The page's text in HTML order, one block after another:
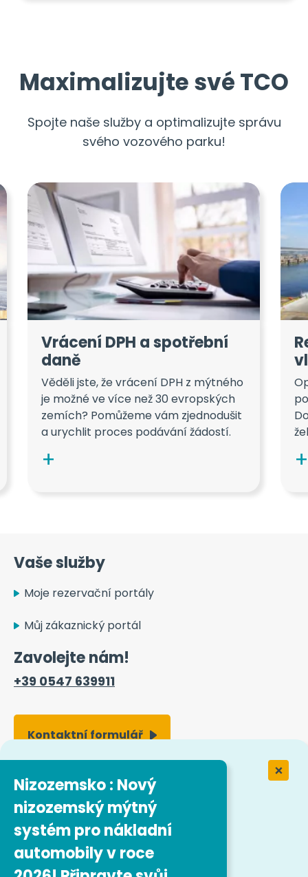
Nizozemsko : Nový
nizozemský mýtný
systém pro nákladní
automobily v roce
Maximalizujte své TCO
Spojte naše služby a optimalizujte správu
svého vozového parku!
Vrácení DPH a spotřební
daně
Věděli jste, že vrácení DPH z mýtného
je možné ve více než 30 evropských
zemích? Pomůžeme vám zjednodušit
a urychlit proces podávání žádostí.
Vaše služby
Moje rezervační portály
Můj zákaznický portál
Zavolejte nám!
+39 0547 639911
Kontaktní formulář
Práce ve společnosti Easytrip
Transport Services
Naše pracovní nabídky